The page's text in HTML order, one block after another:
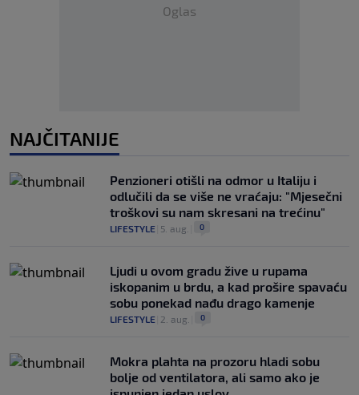
Oglas
NAJČITANIJE
Penzioneri otišli na odmor u Italiju i
odlučili da se više ne vraćaju: "Mjesečni
troškovi su nam skresani na trećinu"
LIFESTYLE 5. aug. 0
Ljudi u ovom gradu žive u rupama
iskopanim u brdu, a kad prošire spavaću
sobu ponekad nađu drago kamenje
LIFESTYLE 2. aug. 0
Mokra plahta na prozoru hladi sobu
bolje od ventilatora, ali samo ako je